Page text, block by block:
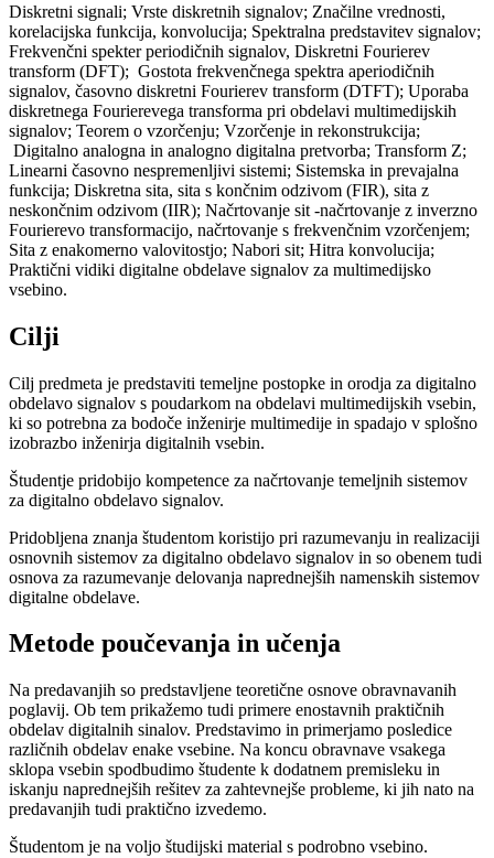
Diskretni signali; Vrste diskretnih signalov; Značilne vrednosti,
korelacijska funkcija, konvolucija; Spektralna predstavitev signalov;
Frekvenčni spekter periodičnih signalov, Diskretni Fourierev
transform (DFT); Gostota frekvenčnega spektra aperiodičnih
signalov, časovno diskretni Fourierev transform (DTFT); Uporaba
diskretnega Fourierevega transforma pri obdelavi multimedijskih
signalov; Teorem o vzorčenju; Vzorčenje in rekonstrukcija;
Digitalno analogna in analogno digitalna pretvorba; Transform Z;
Linearni časovno nespremenljivi sistemi; Sistemska in prevajalna
funkcija; Diskretna sita, sita s končnim odzivom (FIR), sita z
neskončnim odzivom (IIR); Načrtovanje sit -načrtovanje z inverzno
Fourierevo transformacijo, načrtovanje s frekvenčnim vzorčenjem;
Sita z enakomerno valovitostjo; Nabori sit; Hitra konvolucija;
Praktični vidiki digitalne obdelave signalov za multimedijsko
vsebino.
Cilji
Cilj predmeta je predstaviti temeljne postopke in orodja za digitalno
obdelavo signalov s poudarkom na obdelavi multimedijskih vsebin,
ki so potrebna za bodoče inženirje multimedije in spadajo v splošno
izobrazbo inženirja digitalnih vsebin.
Študentje pridobijo kompetence za načrtovanje temeljnih sistemov
za digitalno obdelavo signalov.
Pridobljena znanja študentom koristijo pri razumevanju in realizaciji
osnovnih sistemov za digitalno obdelavo signalov in so obenem tudi
osnova za razumevanje delovanja naprednejših namenskih sistemov
digitalne obdelave.
Metode poučevanja in učenja
Na predavanjih so predstavljene teoretične osnove obravnavanih
poglavij. Ob tem prikažemo tudi primere enostavnih praktičnih
obdelav digitalnih sinalov. Predstavimo in primerjamo posledice
različnih obdelav enake vsebine. Na koncu obravnave vsakega
sklopa vsebin spodbudimo študente k dodatnem premisleku in
iskanju naprednejših rešitev za zahtevnejše probleme, ki jih nato na
predavanjih tudi praktično izvedemo.
Študentom je na voljo študijski material s podrobno vsebino.